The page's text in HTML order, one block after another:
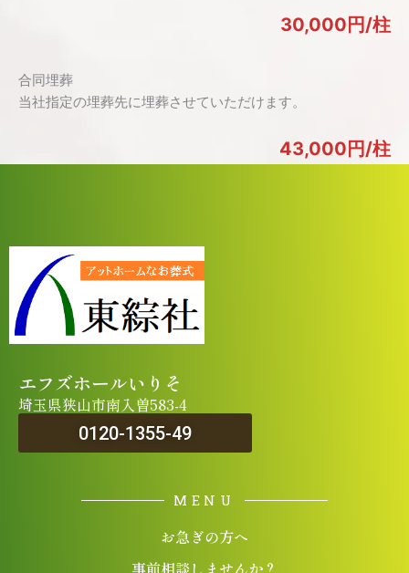
30,000円/柱
合同埋葬
当社指定の埋葬先に埋葬させていただけます。
43,000円/柱
エフズホールいりそ
埼玉県狭山市南入曽583-4
0120-1355-49
MENU
お急ぎの方へ